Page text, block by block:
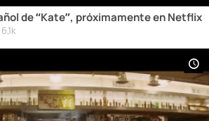
de “Kate”, próximamente en Netflix
6,1k